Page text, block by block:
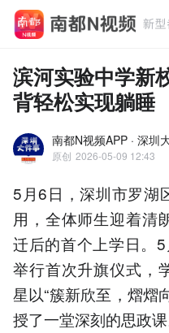
滨河实验中学新
背轻松实现躺睡
南都N视频APP · 深圳
原创 2026-05-09 12:43
5月6日，深圳市罗湖
用，全体师生迎着清
迁后的首个上学日。
举行首次升旗仪式，
星以“簇新欣至，熠熠
授了一堂深刻的思政课